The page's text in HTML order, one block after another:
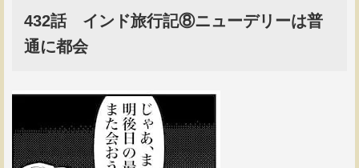
432話 インド旅行記⑧ニューデリーは普
通に都会